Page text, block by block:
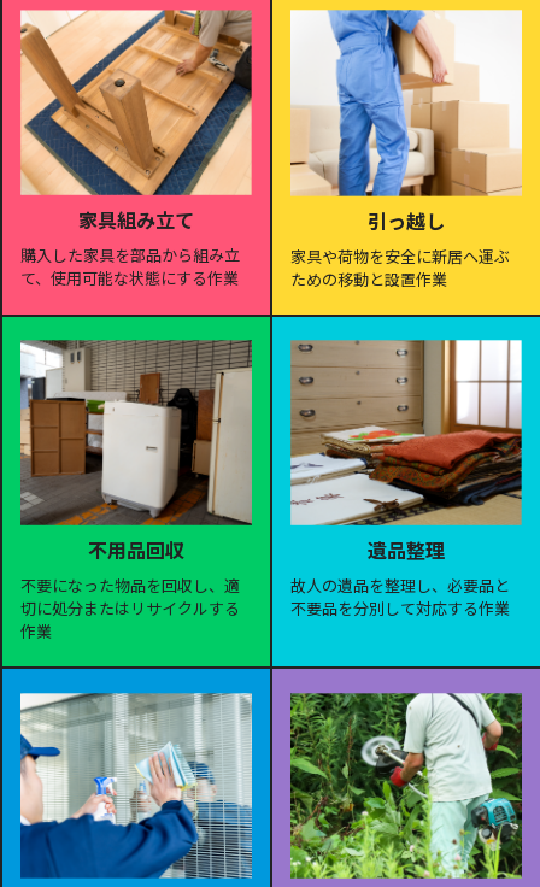
家具組み立て
購入した家具を部品から組み立
て、使用可能な状態にする作業
引っ越し
家具や荷物を安全に新居へ運ぶ
ための移動と設置作業
不用品回収
不要になった物品を回収し、適
切に処分またはリサイクルする
作業
遺品整理
故人の遺品を整理し、必要品と
不要品を分別して対応する作業